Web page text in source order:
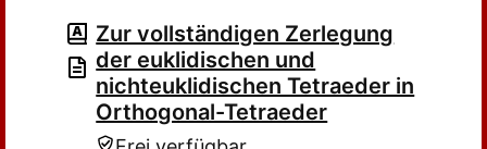
Zur vollständigen Zerlegung
der euklidischen und
nichteuklidischen Tetraeder in
Orthogonal-Tetraeder